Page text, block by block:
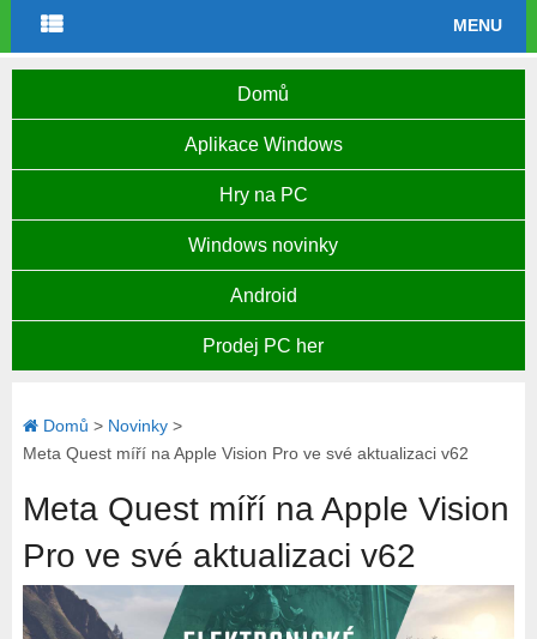
MENU
Domů
Aplikace Windows
Hry na PC
Windows novinky
Android
Prodej PC her
Domů > Novinky>
Meta Quest míří na Apple Vision Pro ve své aktualizaci v62
Meta Quest míří na Apple Vision
Pro ve své aktualizaci v62